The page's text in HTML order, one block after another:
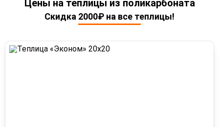
Цены на теплицы из поликарбоната
Скидка 2000₽ на все теплицы!